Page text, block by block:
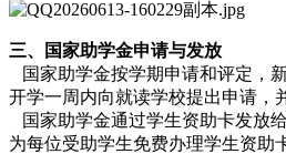
三、国家助学金申请与发放
国家助学金按学期申请和评定，
开学一周内向就读学校提出申请，
国家助学金通过学生资助卡发放
为每位受助学生免费办理学生资助